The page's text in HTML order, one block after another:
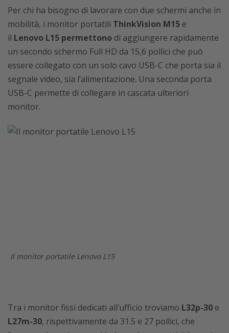
Per chi ha bisogno di lavorare con due schermi anche in
mobilità, i monitor portatili ThinkVision M15 e
il Lenovo L15 permettono di aggiungere rapidamente
un secondo schermo Full HD da 15,6 pollici che può
essere collegato con un solo cavo USB-C che porta sia il
segnale video, sia l’alimentazione. Una seconda porta
USB-C permette di collegare in cascata ulteriori
monitor.
Il monitor portatile Lenovo L15
Tra i monitor fissi dedicati all’ufficio troviamo L32p-30 e
L27m-30, rispettivamente da 31.5 e 27 pollici, che